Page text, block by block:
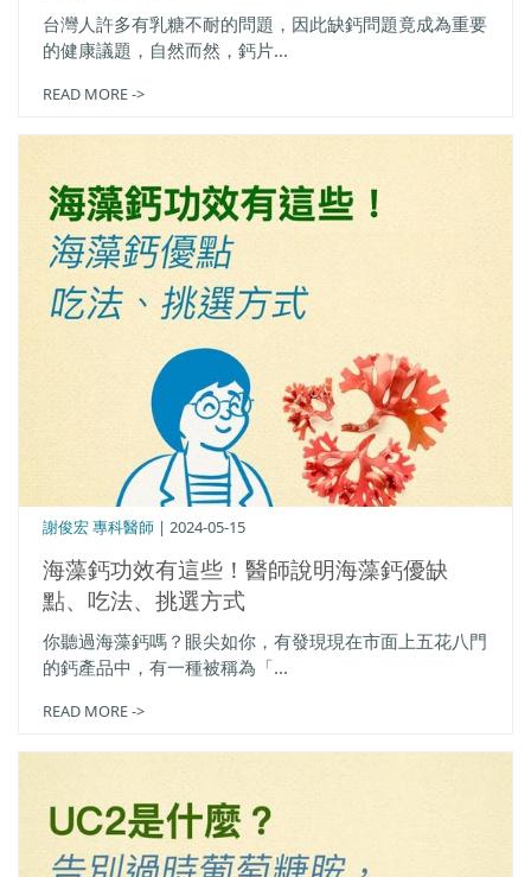
台灣人許多有乳糖不耐的問題，因此缺鈣問題竟成為重要
的健康議題，自然而然，鈣片...
READ MORE ->
海藻鈣功效有這些！醫師說明海藻鈣優缺
點、吃法、挑選方式
謝俊宏 專科醫師 | 2024-05-15
你聽過海藻鈣嗎？眼尖如你，有發現現在市面上五花八門
的鈣產品中，有一種被稱為「...
READ MORE ->